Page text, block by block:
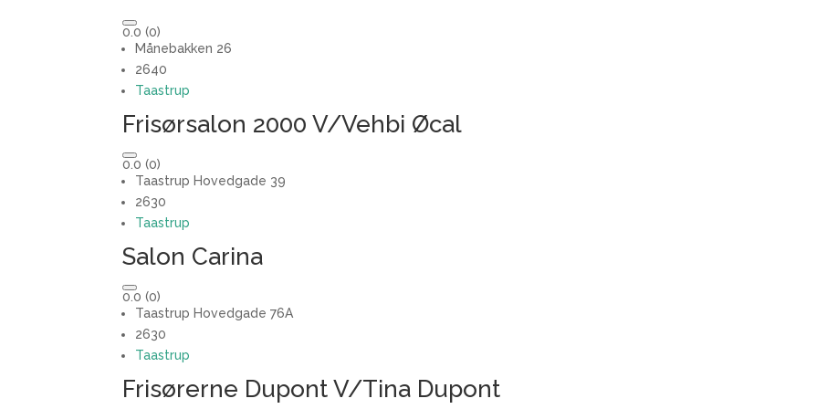
0.0 (0)
Månebakken 26
2640
Taastrup
Frisørsalon 2000 V/Vehbi Øcal
0.0 (0)
Taastrup Hovedgade 39
2630
Taastrup
Salon Carina
0.0 (0)
Taastrup Hovedgade 76A
2630
Taastrup
Frisørerne Dupont V/Tina Dupont